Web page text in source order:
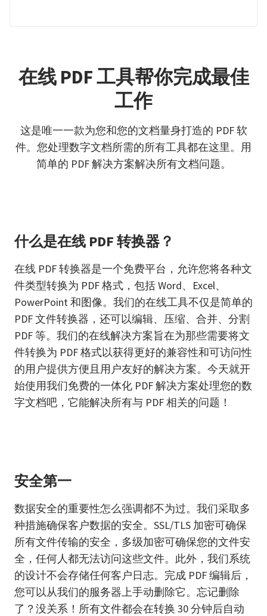
在线 PDF 工具帮你完成最佳
工作
这是唯一一款为您和您的文档量身打造的 PDF 软
件。您处理数字文档所需的所有工具都在这里。用
简单的 PDF 解决方案解决所有文档问题。
什么是在线 PDF 转换器？
在线 PDF 转换器是一个免费平台，允许您将各种文
件类型转换为 PDF 格式，包括 Word、Excel、
PowerPoint 和图像。我们的在线工具不仅是简单的
PDF 文件转换器，还可以编辑、压缩、合并、分割
PDF 等。我们的在线解决方案旨在为那些需要将文
件转换为 PDF 格式以获得更好的兼容性和可访问性
的用户提供方便且用户友好的解决方案。今天就开
始使用我们免费的一体化 PDF 解决方案处理您的数
字文档吧，它能解决所有与 PDF 相关的问题！
安全第一
数据安全的重要性怎么强调都不为过。我们采取多
种措施确保客户数据的安全。SSL/TLS 加密可确保
所有文件传输的安全，多级加密可确保您的文件安
全，任何人都无法访问这些文件。此外，我们系统
的设计不会存储任何客户日志。完成 PDF 编辑后，
您可以从我们的服务器上手动删除它。忘记删除
了？没关系！所有文件都会在转换 30 分钟后自动